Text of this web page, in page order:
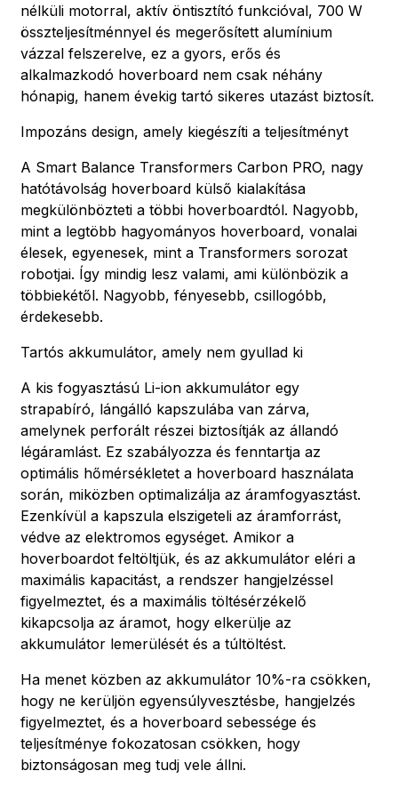
nélküli motorral, aktív öntisztító funkcióval, 700 W
összteljesítménnyel és megerősített alumínium
vázzal felszerelve, ez a gyors, erős és
alkalmazkodó hoverboard nem csak néhány
hónapig, hanem évekig tartó sikeres utazást biztosít.
Impozáns design, amely kiegészíti a teljesítményt
A Smart Balance Transformers Carbon PRO, nagy
hatótávolság hoverboard külső kialakítása
megkülönbözteti a többi hoverboardtól. Nagyobb,
mint a legtöbb hagyományos hoverboard, vonalai
élesek, egyenesek, mint a Transformers sorozat
robotjai. Így mindig lesz valami, ami különbözik a
többiekétől. Nagyobb, fényesebb, csillogóbb,
érdekesebb.
Tartós akkumulátor, amely nem gyullad ki
A kis fogyasztású Li-ion akkumulátor egy
strapabíró, lángálló kapszulába van zárva,
amelynek perforált részei biztosítják az állandó
légáramlást. Ez szabályozza és fenntartja az
optimális hőmérsékletet a hoverboard használata
során, miközben optimalizálja az áramfogyasztást.
Ezenkívül a kapszula elszigeteli az áramforrást,
védve az elektromos egységet. Amikor a
hoverboardot feltöltjük, és az akkumulátor eléri a
maximális kapacitást, a rendszer hangjelzéssel
figyelmeztet, és a maximális töltésérzékelő
kikapcsolja az áramot, hogy elkerülje az
akkumulátor lemerülését és a túltöltést.
Ha menet közben az akkumulátor 10%-ra csökken,
hogy ne kerüljön egyensúlyvesztésbe, hangjelzés
figyelmeztet, és a hoverboard sebessége és
teljesítménye fokozatosan csökken, hogy
biztonságosan meg tudj vele állni.